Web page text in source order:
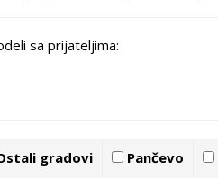
sa prijateljima:
gradovi Pančevo